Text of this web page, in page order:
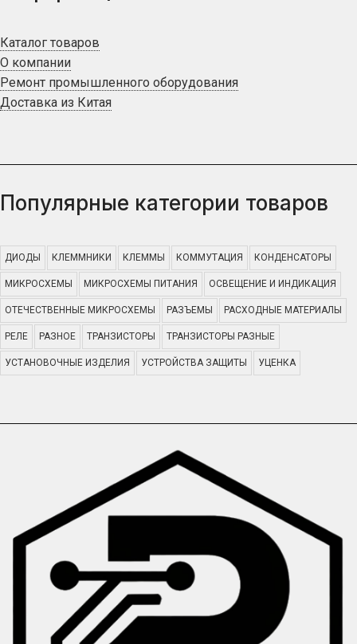
Каталог товаров
О компании
Ремонт промышленного оборудования
Доставка из Китая
Популярные категории товаров
ДИОДЫ КЛЕММНИКИ КЛЕММЫ КОММУТАЦИЯ КОНДЕНСАТОРЫ
МИКРОСХЕМЫ МИКРОСХЕМЫ ПИТАНИЯ ОСВЕЩЕНИЕ И ИНДИКАЦИЯ
ОТЕЧЕСТВЕННЫЕ МИКРОСХЕМЫ РАЗЪЕМЫ РАСХОДНЫЕ МАТЕРИАЛЫ
РЕЛЕ РАЗНОЕ ТРАНЗИСТОРЫ ТРАНЗИСТОРЫ РАЗНЫЕ
УСТАНОВОЧНЫЕ ИЗДЕЛИЯ УСТРОЙСТВА ЗАЩИТЫ УЦЕНКА